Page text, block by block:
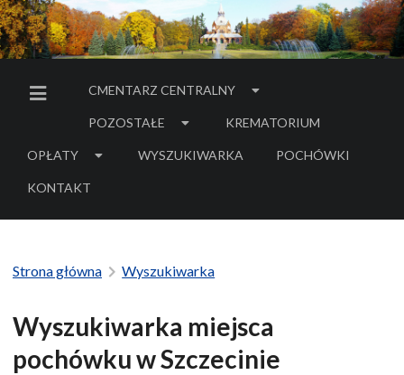
MENU BOCZNE
CMENTARZ CENTRALNY
POZOSTAŁE KREMATORIUM
OPŁATY WYSZUKIWARKA POCHÓWKI
- LINK DO SERWISU
KONTAKT
Strona główna Wyszukiwarka
Wyszukiwarka miejsca
pochówku w Szczecinie